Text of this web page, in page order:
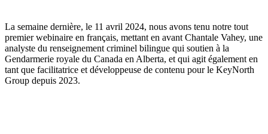
La semaine dernière, le 11 avril 2024, nous avons tenu notre tout
premier webinaire en français, mettant en avant Chantale Vahey, une
analyste du renseignement criminel bilingue qui soutien à la
Gendarmerie royale du Canada en Alberta, et qui agit également en
tant que facilitatrice et développeuse de contenu pour le KeyNorth
Group depuis 2023.